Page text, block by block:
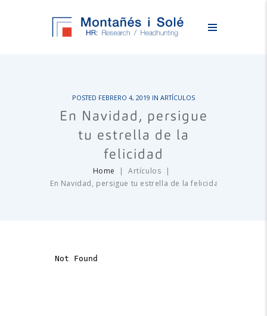
POSTED FEBRERO 4, 2019 IN ARTÍCULOS
En Navidad, persigue
tu estrella de la
felicidad
Home
Artículos
En Navidad, persigue tu estrella de la felicidad